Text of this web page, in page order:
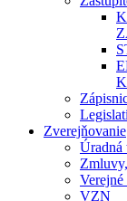
Zverejňovanie
Úradná
Verejné
VZN